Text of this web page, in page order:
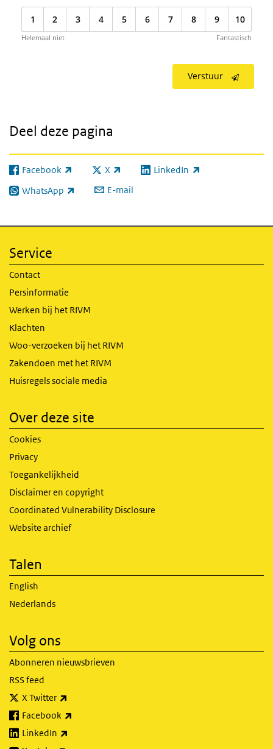
1 2 3 4 5 6 7 8 9 10
Helemaal niet Fantastisch
Verstuur
Deel deze pagina
Facebook
(externe link) X
(externe link) LinkedIn
(externe link)
WhatsApp
(externe link) E-mail
Service
Contact
Persinformatie
Werken bij het RIVM
Klachten
Woo-verzoeken bij het RIVM
Zakendoen met het RIVM
Huisregels sociale media
Over deze site
Cookies
Privacy
Toegankelijkheid
Disclaimer en copyright
Coordinated Vulnerability Disclosure
Website archief
Talen
English
Nederlands
Volg ons
Abonneren nieuwsbrieven
RSS feed
X Twitter
Facebook
LinkedIn